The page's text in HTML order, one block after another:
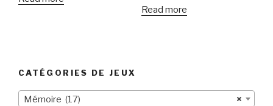
Read more
CATÉGORIES DE JEUX
×
Mémoire (17)